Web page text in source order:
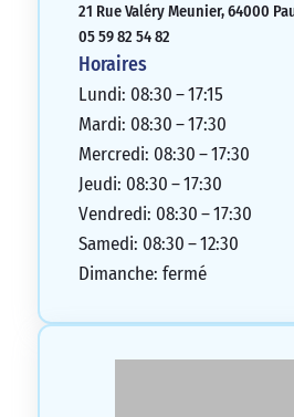
est toujours agréable et
est à l’écoute et
content d’être client
regrette pas mon choix.
21 Rue Valéry Meunier, 64000
05 59 82 54 82
Horaires
Lundi: 08:30 – 17:15
Mardi: 08:30 – 17:30
Mercredi: 08:30 – 17:30
Jeudi: 08:30 – 17:30
Vendredi: 08:30 – 17:30
Samedi: 08:30 – 12:30
Dimanche: fermé